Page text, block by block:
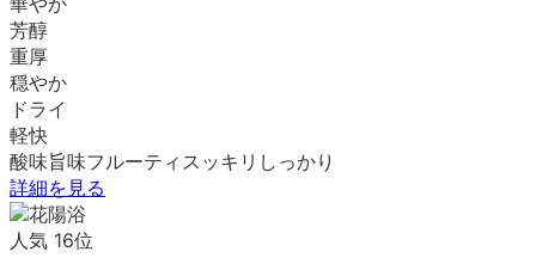
芳醇
重厚
穏やか
ドライ
軽快
酸味旨味フルーティ スッキリ しっかり
詳細を見る
人気 16位